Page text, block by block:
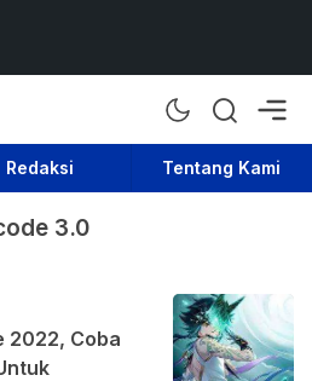
Redaksi Tentang Kami
3.0
2022, Coba